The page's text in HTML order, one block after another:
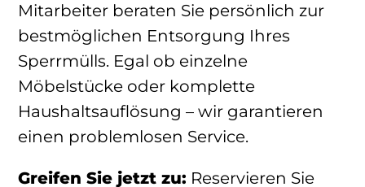
Mitarbeiter beraten Sie persönlich zur
bestmöglichen Entsorgung Ihres
Sperrmülls. Egal ob einzelne
Möbelstücke oder komplette
Haushaltsauflösung – wir garantieren
einen problemlosen Service.
Greifen Sie jetzt zu: Reservieren Sie